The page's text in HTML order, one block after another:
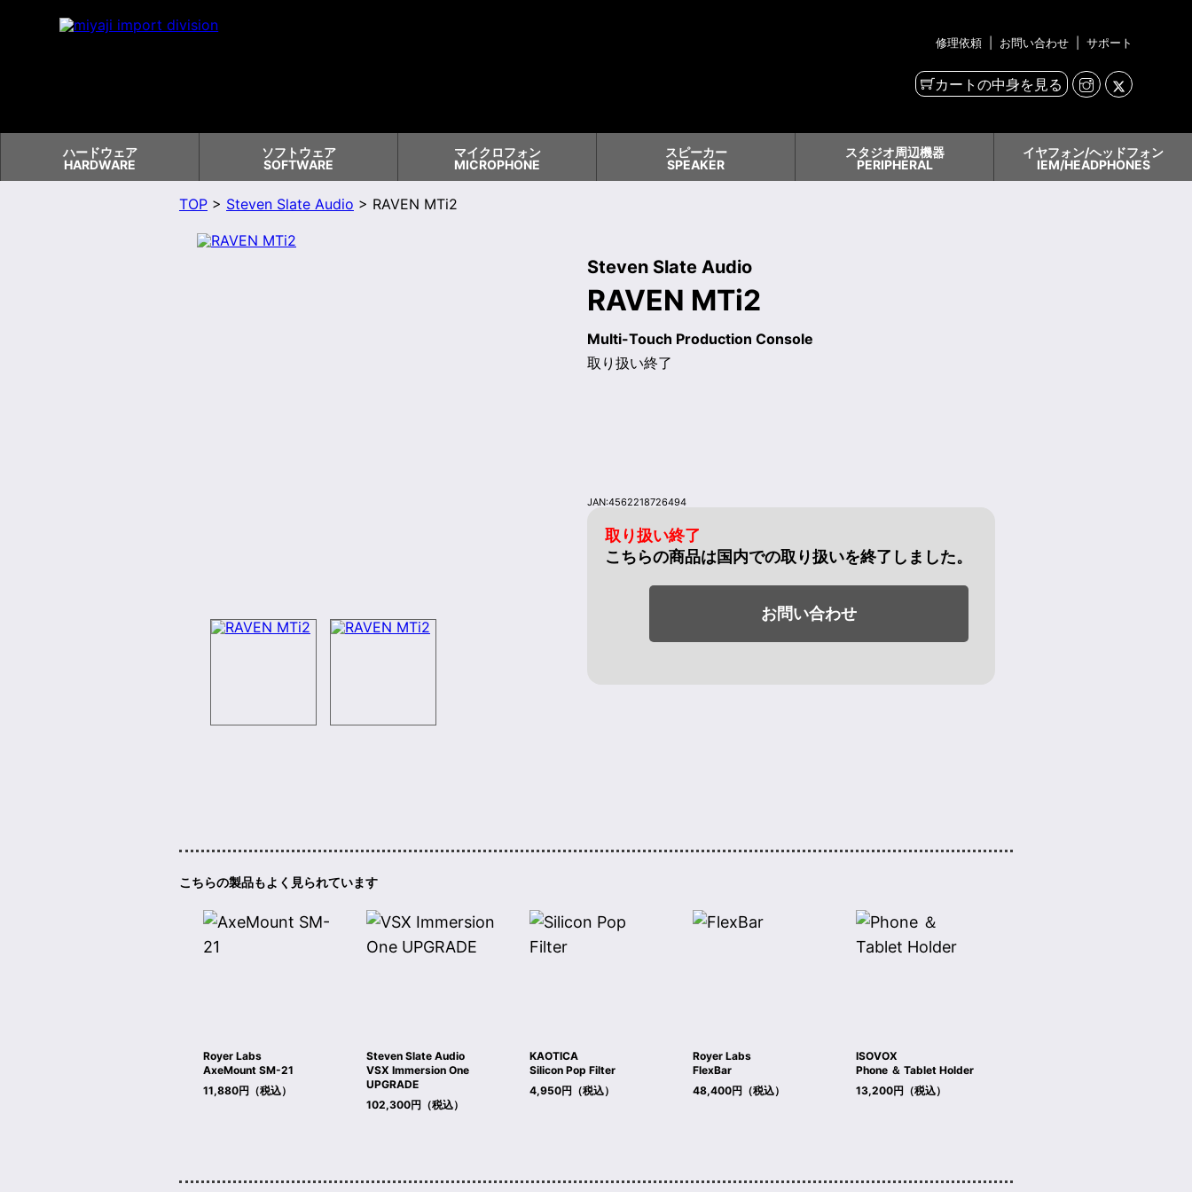
修理依頼 お問い合わせ サポート
カートの中身を見る
ハードウェア
HARDWARE
ソフトウェア
SOFTWARE
マイクロフォン
MICROPHONE
スピーカー
SPEAKER
スタジオ周辺機器
PERIPHERAL
イヤフォン/ヘッドフォン
IEM/HEADPHONES
TOP> Steven Slate Audio > RAVEN MTi2
Steven Slate Audio
RAVEN MTi2
Multi-Touch Production Console
取り扱い終了
JAN:4562218726494
取り扱い終了
こちらの商品は国内での取り扱いを終了しました。
お問い合わせ
こちらの製品もよく見られています
Royer Labs
AxeMount SM-21
11,880円（税込）
Steven Slate Audio
VSX Immersion One
UPGRADE
102,300円（税込）
KAOTICA
Silicon Pop Filter
4,950円（税込）
Royer Labs
FlexBar
48,400円（税込）
ISOVOX
Phone ＆ Tablet Holder
13,200円（税込）